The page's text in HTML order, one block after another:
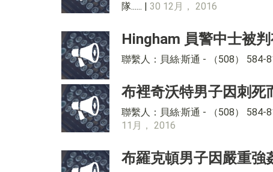
隊...... | 30 12月， 2016
Hingham 員警中士被
聯繫人：貝絲·斯通 - （508） 584-
布裡奇沃特男子因刺死
聯繫人：貝絲·斯通 - （508） 584-
11月， 2016
布羅克頓男子因嚴重強